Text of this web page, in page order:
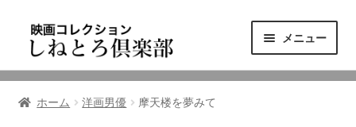
ゲ
シ
テ
ツ
メニュー
ニュース
ホーム 洋画男優 摩天楼を夢みて